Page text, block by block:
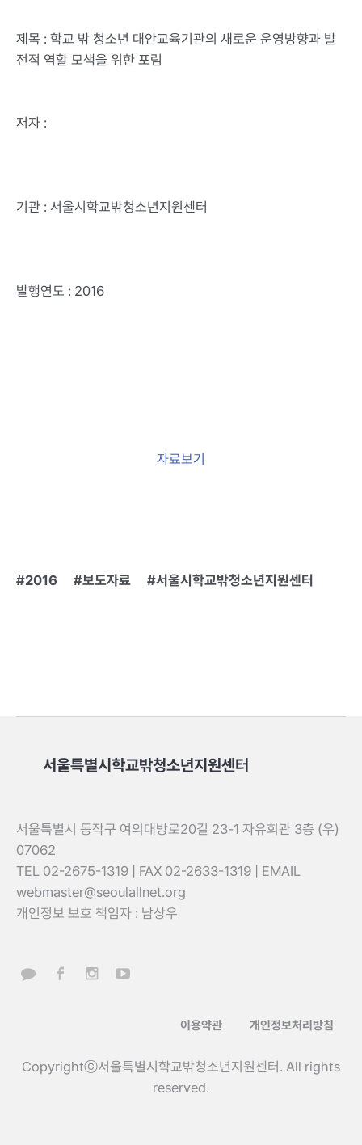
제목 : 학교 밖 청소년 대안교육기관의 새로운 운영방향과 발
전적 역할 모색을 위한 포럼
저자 :
기관 : 서울시학교밖청소년지원센터
발행연도 : 2016
자료보기
2016 보도자료 서울시학교밖청소년지원센터
서울특별시학교밖청소년지원센터
서울특별시 동작구 여의대방로20길 23-1 자유회관 3층 (우)
07062
TEL 02-2675-1319 | FAX 02-2633-1319 | EMAIL
webmaster@seoulallnet.org
개인정보 보호 책임자 : 남상우
이용약관 개인정보처리방침
Copyrightⓒ서울특별시학교밖청소년지원센터. All rights
reserved.